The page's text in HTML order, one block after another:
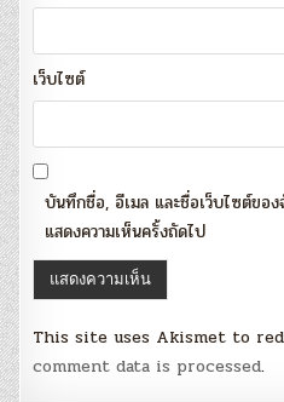
เว็บไซต์
บันทึกชื่อ, อีเมล และชื่อเว็บไซต์ขอ
แสดงความเห็นครั้งถัดไป
This site uses Akismet to
comment data is processed.